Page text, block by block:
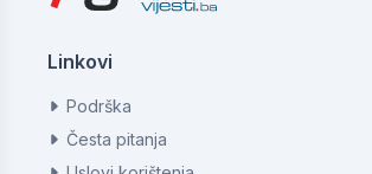
Linkovi
Podrška
Česta pitanja